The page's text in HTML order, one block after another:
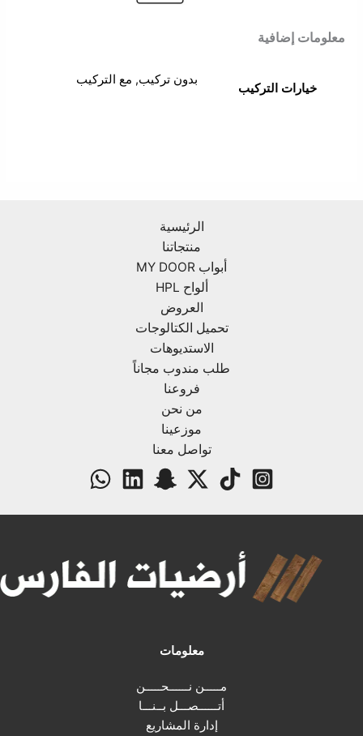
معلومات إضافية
خيارات التركيب
بدون تركيب, مع التركيب
الرئيسية
منتجاتنا
أبواب MY DOOR
ألواح HPL
العروض
تحميل الكتالوجات
الاستديوهات
طلب مندوب مجاناً
فروعنا
من نحن
موزعينا
تواصل معنا
معلومات
مـــــن نــــــحـــــن
أتــــــصـــل بــنـــا
إدارة المشاريع